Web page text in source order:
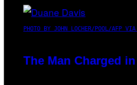
PHOTO BY JOHN LOCHER/POOL/AFP
The Man Charged